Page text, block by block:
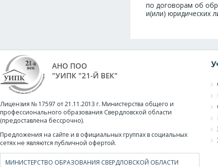
по договорам об
и(или) юридических
АНО ПОО
"УИПК "21-Й ВЕК"
Лицензия № 17597 от 21.11.2013 г. Министерства общего и
профессионального образования Свердловской области
(предоставлена бессрочно).
Предложения на сайте и в официальных группах в социальных
сетях не являются публичной офертой.
МИНИСТЕРСТВО ОБРАЗОВАНИЯ СВЕРДЛОВСКОЙ ОБЛАСТИ